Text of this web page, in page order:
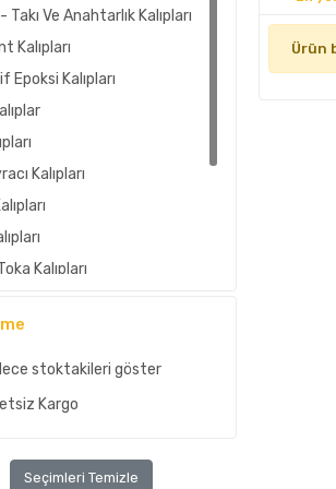
Takı Ve Anahtarlık Kalıpları
Kalıpları
Epoksi Kalıpları
Kalıpları
Kalıpları
Silikon Kalıp 1. Nesil
ve Sunum Silikon
Kalıpları
stoktakileri göster
Kargo
Seçimleri Temizle
Ürün